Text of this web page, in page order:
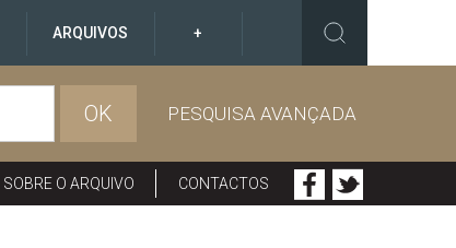
ARQUIVOS +
OK PESQUISA AVANÇADA
SOBRE O ARQUIVO CONTACTOS